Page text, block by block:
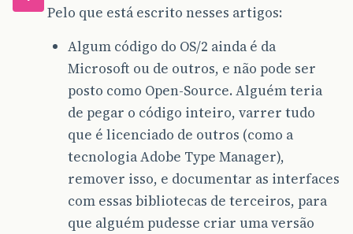
Pelo que está escrito nesses artigos:
Algum código do OS/2 ainda é da
Microsoft ou de outros, e não pode ser
posto como Open-Source. Alguém teria
de pegar o código inteiro, varrer tudo
que é licenciado de outros (como a
tecnologia Adobe Type Manager),
remover isso, e documentar as interfaces
com essas bibliotecas de terceiros, para
que alguém pudesse criar uma versão